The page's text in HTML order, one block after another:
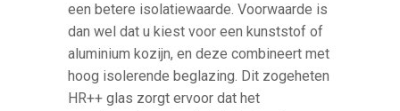
een betere isolatiewaarde. Voorwaarde is
dan wel dat u kiest voor een kunststof of
aluminium kozijn, en deze combineert met
hoog isolerende beglazing. Dit zogeheten
HR++ glas zorgt ervoor dat het